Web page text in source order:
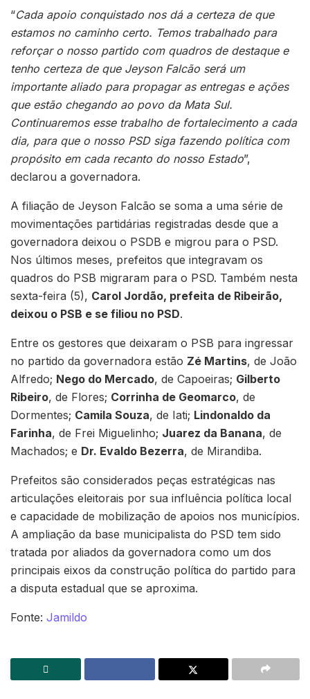
“Cada apoio conquistado nos dá a certeza de que
estamos no caminho certo. Temos trabalhado para
reforçar o nosso partido com quadros de destaque e
tenho certeza de que Jeyson Falcão será um
importante aliado para propagar as entregas e ações
que estão chegando ao povo da Mata Sul.
Continuaremos esse trabalho de fortalecimento a cada
dia, para que o nosso PSD siga fazendo política com
propósito em cada recanto do nosso Estado”,
declarou a governadora.
A filiação de Jeyson Falcão se soma a uma série de
movimentações partidárias registradas desde que a
governadora deixou o PSDB e migrou para o PSD.
Nos últimos meses, prefeitos que integravam os
quadros do PSB migraram para o PSD. Também nesta
sexta-feira (5), Carol Jordão, prefeita de Ribeirão,
deixou o PSB e se filiou no PSD.
Entre os gestores que deixaram o PSB para ingressar
no partido da governadora estão Zé Martins, de João
Alfredo; Nego do Mercado, de Capoeiras; Gilberto
Ribeiro, de Flores; Corrinha de Geomarco, de
Dormentes; Camila Souza, de Iati; Lindonaldo da
Farinha, de Frei Miguelinho; Juarez da Banana, de
Machados; e Dr. Evaldo Bezerra, de Mirandiba.
Prefeitos são considerados peças estratégicas nas
articulações eleitorais por sua influência política local
e capacidade de mobilização de apoios nos municípios.
A ampliação da base municipalista do PSD tem sido
tratada por aliados da governadora como um dos
principais eixos da construção política do partido para
a disputa estadual que se aproxima.
Fonte: Jamildo